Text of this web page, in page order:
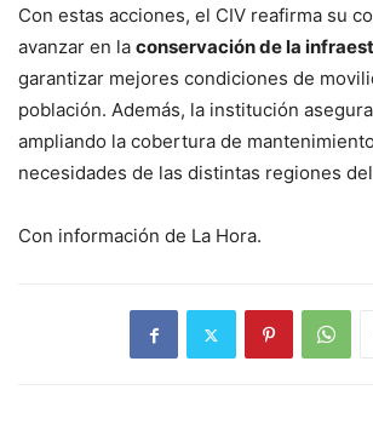
Con estas acciones, el CIV reafirma su
avanzar en la conservación de la
garantizar mejores condiciones de
población. Además, la institución
ampliando la cobertura de
necesidades de las distintas regiones
Con información de La Hora.